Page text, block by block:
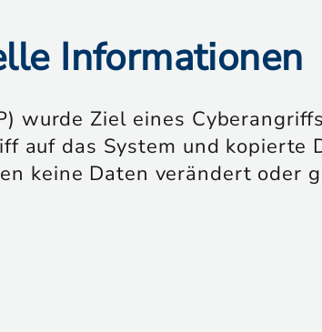
Informationen
wurde Ziel eines
auf das System und kopierte
keine Daten verändert oder